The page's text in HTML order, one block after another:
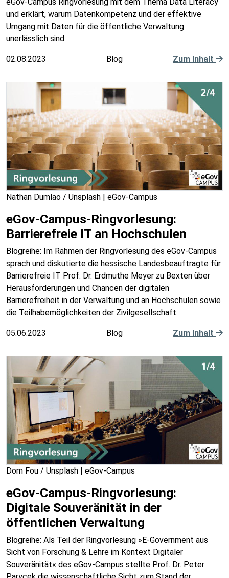
und erklärt, warum Datenkompetenz und der effektive
Umgang mit Daten für die öffentliche Verwaltung
unerlässlich sind.
02.08.2023 Blog Zum Inhalt
Nathan Dumlao / Unsplash | eGov-Campus
eGov-Campus-Ringvorlesung:
Barrierefreie IT an Hochschulen
Blogreihe: Im Rahmen der Ringvorlesung des eGov-Campus
sprach und diskutierte die hessische Landesbeauftragte für
Barrierefreie IT Prof. Dr. Erdmuthe Meyer zu Bexten über
Herausforderungen und Chancen der digitalen
Barrierefreiheit in der Verwaltung und an Hochschulen sowie
die Teilhabemöglichkeiten der Zivilgesellschaft.
05.06.2023 Blog Zum Inhalt
Dom Fou / Unsplash | eGov-Campus
eGov-Campus-Ringvorlesung:
Digitale Souveränität in der
öffentlichen Verwaltung
Blogreihe: Als Teil der Ringvorlesung »E-Government aus
Sicht von Forschung & Lehre im Kontext Digitaler
Souveränität« des eGov-Campus stellte Prof. Dr. Peter